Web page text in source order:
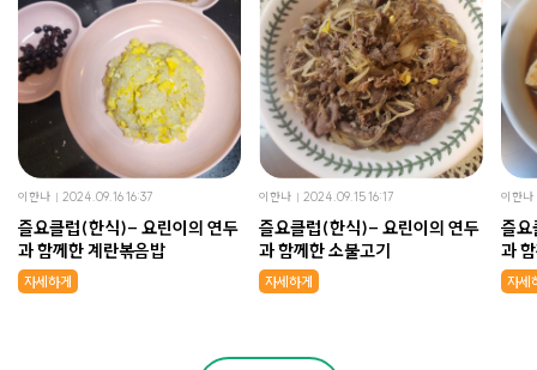
이한나 2024.09.16 16:37
즐요클럽(한식)- 요린이의 연두
과 함께한 계란볶음밥
자세하게
이한나 2024.09.15 16:17
즐요클럽(한식)- 요린이의 연두
과 함께한 소불고기
자세하게
이한나
즐
과
자세